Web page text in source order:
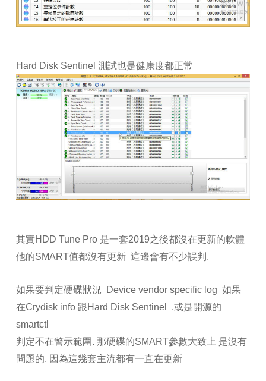
Hard Disk Sentinel 測試也是健康度都正常
其實HDD Tune Pro 是一套2019之後都沒在更新的軟體
他的SMART值都沒有更新 這邊會有不少誤判.
如果要判定硬碟狀況 Device vendor specific log 如果
在Crydisk info 跟Hard Disk Sentinel .或是開源的
smartctl
判定不在警示範圍. 那硬碟的SMART參數大致上 是沒有
問題的. 因為這幾套主流都有一直在更新